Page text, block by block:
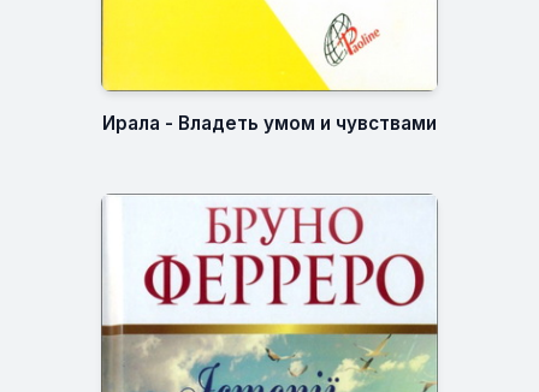
Ирала - Владеть умом и чувствами